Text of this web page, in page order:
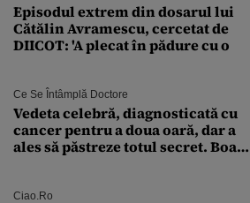
Episodul extrem din dosarul lui
Cătălin Avramescu, cercetat de
DIICOT: 'A plecat în pădure cu o
Ce Se Întâmplă Doctore
Vedeta celebră, diagnosticată cu
cancer pentru a doua oară, dar a
ales să păstreze totul secret. Boala
Ciao.ro